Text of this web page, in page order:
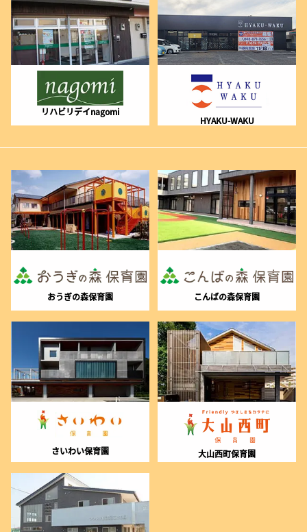
リハビリデイnagomi
HYAKU-WAKU
おうぎの森保育園 こんばの森保育園
さいわい保育園 大山西町保育園